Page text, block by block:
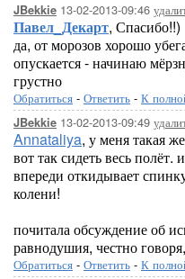
JBekkie 13-02-2013-09:46
Павел_Декарт, Спасибо!!)
да, от морозов хорошо
опускается - начинаю
грустно
Обратиться - Ответить - К
JBekkie 13-02-2013-09:49
Annataliya, у меня такая
вот так сидеть весь
впереди откидывает
колени!
почитала обсуждение об
равнодушия, честно
Обратиться - Ответить - К